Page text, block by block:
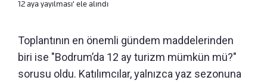
12 aya yayılması' ele alındı
Toplantının en önemli gündem maddelerinden
biri ise "Bodrum’da 12 ay turizm mümkün mü?"
sorusu oldu. Katılımcılar, yalnızca yaz sezonuna